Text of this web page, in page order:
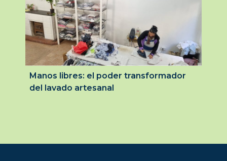
Manos libres: el poder transformador
del lavado artesanal